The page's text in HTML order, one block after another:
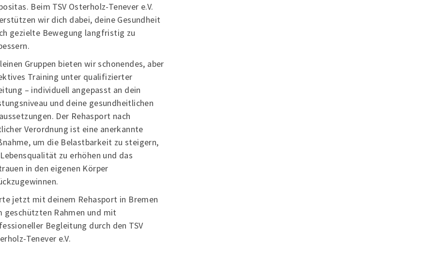
Beim TSV Osterholz-Tenever e.V.
wir dich dabei, deine Gesundheit
gezielte Bewegung langfristig zu
Gruppen bieten wir schonendes, aber
Training unter qualifizierter
– individuell angepasst an dein
und deine gesundheitlichen
Der Rehasport nach
Verordnung ist eine anerkannte
um die Belastbarkeit zu steigern,
zu erhöhen und das
in den eigenen Körper
jetzt mit deinem Rehasport in Bremen
geschützten Rahmen und mit
Begleitung durch den TSV
Tenever e.V.
Mitglieder-Service
Alles zur Mitgliedschaft
Downloads
Termine
Fragen & Antworten